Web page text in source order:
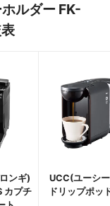
ルダー FK-
ンギ)
カプチ
UCC(ユーシ
ドリップポッ